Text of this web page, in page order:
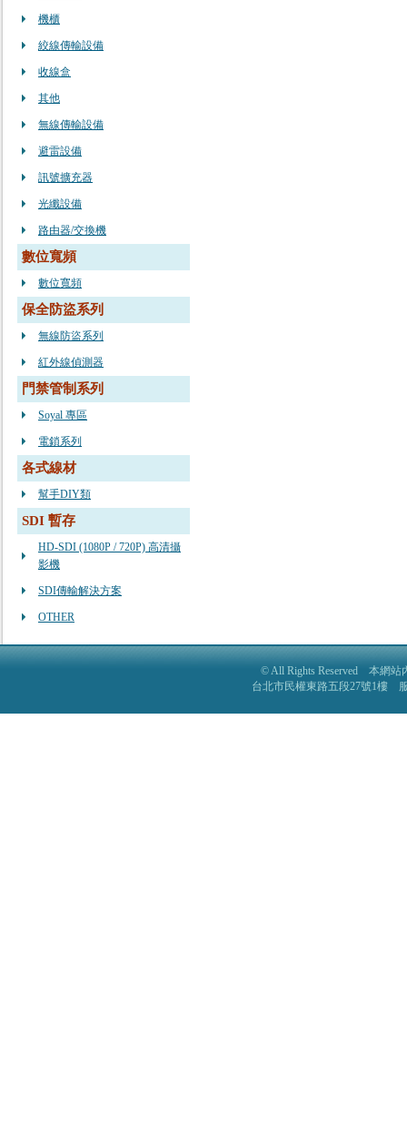
機櫃
絞線傳輸設備
收線盒
其他
無線傳輸設備
避雷設備
訊號擴充器
光纖設備
路由器/交換機
數位寬頻
數位寬頻
保全防盜系列
無線防盜系列
紅外線偵測器
門禁管制系列
Soyal 專區
電鎖系列
各式線材
幫手DIY類
SDI 暫存
HD-SDI (1080P / 720P) 高清攝
影機
SDI傳輸解決方案
OTHER
© All Rights Reserved 本網站
台北市民權東路五段27號1樓